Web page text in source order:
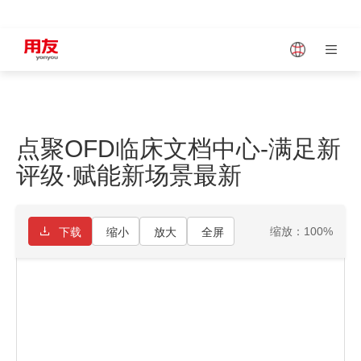
Singapore Malaysia
Indonesia Thailand
点聚OFD临床文档中心-满足新
评级·赋能新场景最新
下载 缩小 放大 全屏 缩放：100%